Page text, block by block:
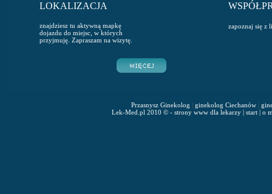
LOKALIZACJA
znajdziesz tu aktywną mapkę
dojazdu do miejsc, w których
przyjmuję. Zapraszam na wizytę.
zapoznaj się z
Przasnysz Ginekolog | ginekolog Ciechanów|
Lek-Med.pl 2010 © - strony www dla lekarzy| start| o